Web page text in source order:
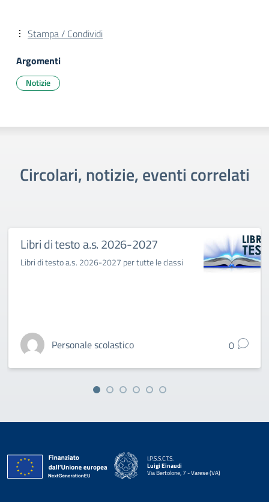
Stampa / Condividi
Argomenti
Notizie
Circolari, notizie, eventi correlati
Libri di testo a.s. 2026-2027
Libri di testo a.s. 2026-2027 per tutte le classi
Personale scolastico 0
I.P.S.S.C.T.S.
Luigi Einaudi
Via Bertolone, 7 - Varese (VA)
— Visita la pagina iniziale della scuola